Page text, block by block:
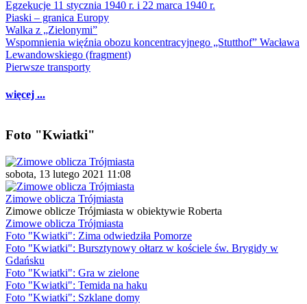
Egzekucje 11 stycznia 1940 r. i 22 marca 1940 r.
Piaski – granica Europy
Walka z „Zielonymi”
Wspomnienia więźnia obozu koncentracyjnego „Stutthof” Wacława
Lewandowskiego (fragment)
Pierwsze transporty
więcej ...
Foto "Kwiatki"
sobota, 13 lutego 2021 11:08
Zimowe oblicza Trójmiasta
Zimowe oblicze Trójmiasta w obiektywie Roberta
Zimowe oblicza Trójmiasta
Foto "Kwiatki": Zima odwiedziła Pomorze
Foto "Kwiatki": Bursztynowy ołtarz w kościele św. Brygidy w
Gdańsku
Foto "Kwiatki": Gra w zielone
Foto "Kwiatki": Temida na haku
Foto "Kwiatki": Szklane domy